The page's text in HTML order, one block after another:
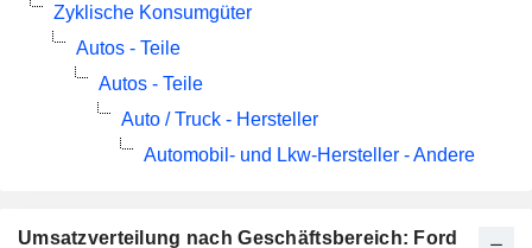
Umsatzverteilung nach Geschäftsbereich: Ford
Zyklische Konsumgüter
Autos - Teile
Autos - Teile
Auto / Truck - Hersteller
Automobil- und Lkw-Hersteller - Andere